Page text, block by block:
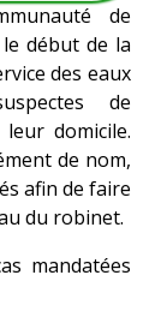
de
début de la
des eaux
de
domicile.
de nom,
afin de faire
du robinet.
mandatées